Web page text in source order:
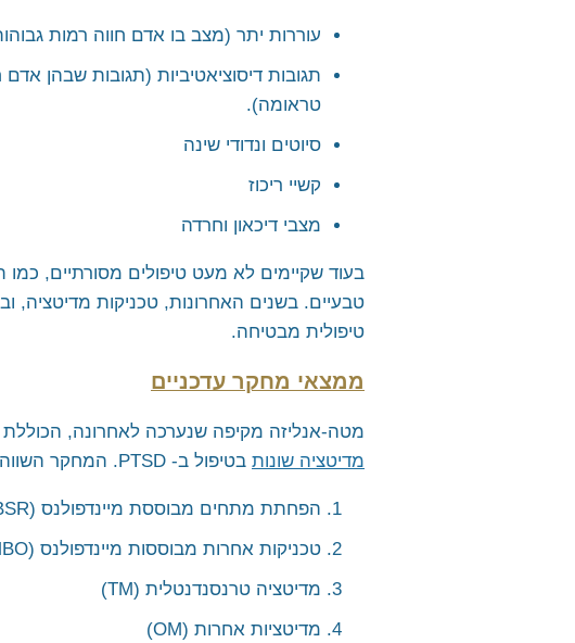
אילת
עוררות יתר (מצב בו אדם חווה רמות
תגובות דיסוציאטיביות (תגובות שבהן
טראומה).
סיוטים ונדודי שינה
קשיי ריכוז
מצבי דיכאון וחרדה
טיפולית מבטיחה.
ממצאי מחקר עדכניים
מטה-אנליזה מקיפה שנערכה לאחרונה, הכוללת 61 מחקרים ויותר מ-3,400 משתתפים, מספקת תובנות חשובות על יעילות
מדיטציה שונות בטיפול ב- PTSD. המחקר השווה בין ארבע טכניקות מדיטציה שונות:
הפחתת מתחים מבוססת מיינדפולנס (MBSR)
טכניקות אחרות מבוססות מיינדפולנס (MBO)
מדיטציה טרנסנדנטלית (TM)
מדיטציות אחרות (OM)